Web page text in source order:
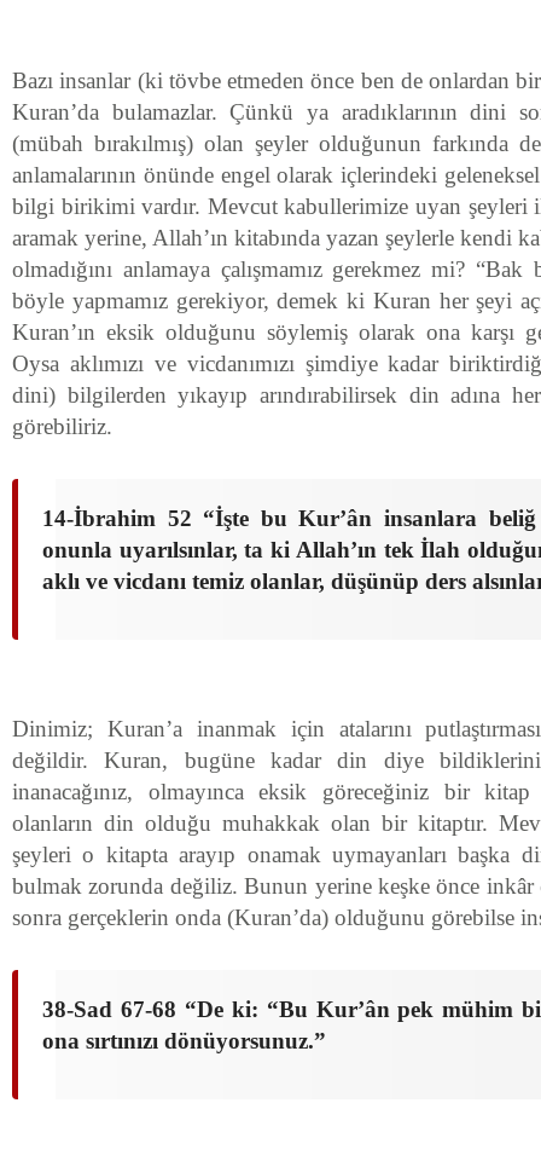
Bazı insanlar (ki tövbe etmeden önce ben de onlardan
Kuran’da bulamazlar. Çünkü ya aradıklarının dini
(mübah bırakılmış) olan şeyler olduğunun farkında
anlamalarının önünde engel olarak içlerindeki
bilgi birikimi vardır. Mevcut kabullerimize uyan şeyleri
aramak yerine, Allah’ın kitabında yazan şeylerle kendi
olmadığını anlamaya çalışmamız gerekmez mi?
böyle yapmamız gerekiyor, demek ki Kuran her şeyi
Kuran’ın eksik olduğunu söylemiş olarak ona karşı
Oysa aklımızı ve vicdanımızı şimdiye kadar
dini) bilgilerden yıkayıp arındırabilirsek din adına
görebiliriz.
14-İbrahim 52 “İşte bu Kur’ân insanlara
onunla uyarılsınlar, ta ki Allah’ın tek İlah
aklı ve vicdanı temiz olanlar, düşünüp ders
Dinimiz; Kuran’a inanmak için atalarını
değildir. Kuran, bugüne kadar din diye
inanacağınız, olmayınca eksik göreceğiniz bir
olanların din olduğu muhakkak olan bir kitaptır.
şeyleri o kitapta arayıp onamak uymayanları başka
bulmak zorunda değiliz. Bunun yerine keşke önce
sonra gerçeklerin onda (Kuran’da) olduğunu görebilse
38-Sad 67-68 “De ki: “Bu Kur’ân pek mühim
ona sırtınızı dönüyorsunuz.”